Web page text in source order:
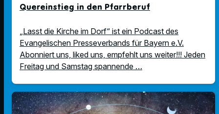
Quereinstieg in den Pfarrberuf
„Lasst die Kirche im Dorf“ ist ein Podcast des
Evangelischen Presseverbands für Bayern e.V.
Abonniert uns, liked uns, empfehlt uns weiter!!! Jeden
Freitag und Samstag spannende …